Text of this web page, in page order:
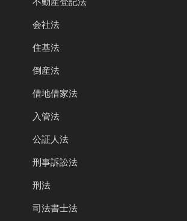
会社法
住基法
倒産法
借地借家法
入管法
公証人法
刑事訴訟法
刑法
司法書士法